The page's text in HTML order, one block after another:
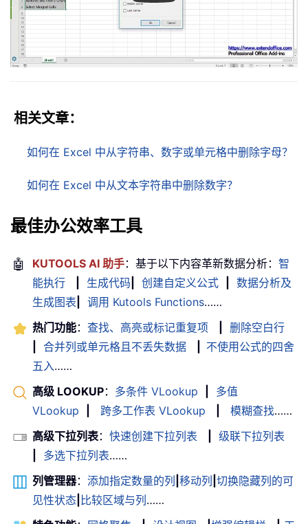
相关文章：
如何在 Excel 中从字符串、数字或单元格中删除字母？
如何在 Excel 中从文本字符串中删除数字？
最佳办公效率工具
🤖 KUTOOLS AI 助手：基于以下内容革新数据分析： 智
能执行
生成代码 创建自定义公式
数据分析及
生成图表
调用 Kutools Functions……
热门功能： 查找、高亮或标记重复项
删除空白行
合并列或单元格且不丢失数据
不使用公式的四舍
五入……
高级 LOOKUP： 多条件 VLookup
多值
VLookup
跨多工作表 VLookup 模糊查找……
高级下拉列表： 快速创建下拉列表
级联下拉列表
多选下拉列表……
列管理器： 添加指定数量的列 移动列 切换隐藏列的可
见性状态 比较区域与列 ……